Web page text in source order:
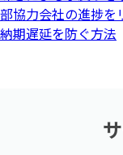
部協力会社の進捗を
納期遅延を防ぐ方法